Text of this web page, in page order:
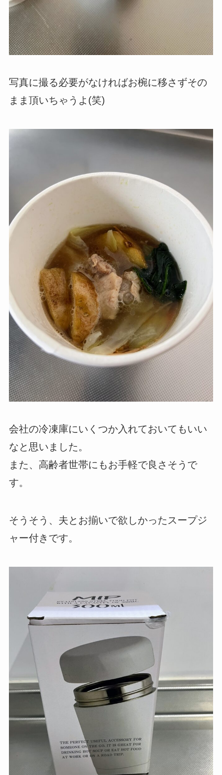
写真に撮る必要がなければお椀に移さずその
まま頂いちゃうよ(笑)
会社の冷凍庫にいくつか入れておいてもいい
なと思いました。
また、高齢者世帯にもお手軽で良さそうで
す。
そうそう、夫とお揃いで欲しかったスープジ
ャー付きです。